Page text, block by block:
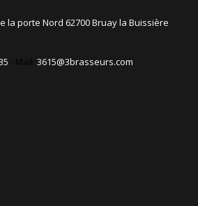
la porte Nord 62700 Bruay la Buissière
- Mail: 3615@3brasseurs.com